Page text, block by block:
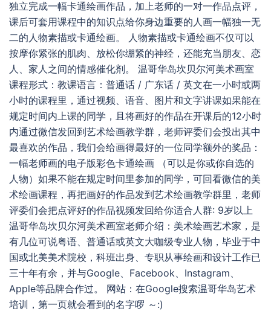
独立完成一幅卡通绘画作品，加上老师的一对一作品点评，
课后可套用课程中的知识点给你身边重要的人画一幅独一无
二的人物素描或卡通绘画。 人物素描或卡通绘画不仅可以
按摩你紧张的肌肉、放松你绷紧的神经，还能充当朋友、恋
人、家人之间的情感催化剂。 温哥华岛坎贝尔河美术画室
课程形式：教课语言：普通话 / 广东话 / 英文在一小时或两
小时的课程里，通过视频、语音、图片和文字讲课如果能在
规定时间内上课的同学，且将画好的作品在开课后的12小时
内通过微信发回到艺术绘画教学群，老师评委们会投出其中
最喜欢的作品，我们会给画得最好的一位同学额外的奖品：
一幅老师画的电子版彩色卡通绘画 （可以是你或你自选的
人物）如果不能在规定时间里参加的同学，可回看微信的美
术绘画课程，再把画好的作品发到艺术绘画教学群里，老师
评委们会把点评好的作品视频发回给你适合人群: 9岁以上
温哥华岛坎贝尔河美术画室老师介绍：美术绘画艺术家，是
有几位可说粤语、普通话或英文大咖级专业人物，毕业于中
国或北美美术院校，科班出身、专职从事绘画和设计工作已
三十年有余，并与Google、Facebook、Instagram、
Apple等品牌合作过。 网站：在Google搜索温哥华岛艺术
培训，第一页就会看到的名字啰 ～:)